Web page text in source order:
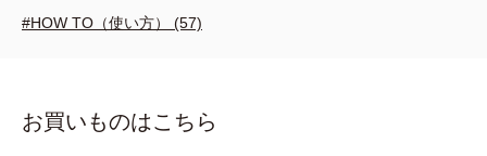
#HOW TO（使い方） (57)
お買いものはこちら